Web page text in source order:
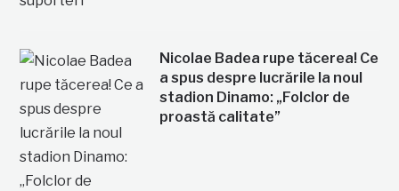
Nicolae Badea rupe tăcerea! Ce
a spus despre lucrările la noul
stadion Dinamo: „Folclor de
proastă calitate”